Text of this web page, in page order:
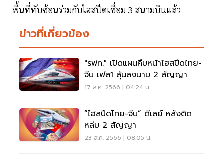
พื้นที่ทับซ้อนร่วมกับไฮสปีดเชื่อม 3 สนามบินแล้ว
ข่าวที่เกี่ยวข้อง
"รฟท." เปิดแผนคืบหน้าไฮสปีดไทย-
จีน เฟส1 ลุ้นลงนาม 2 สัญญา
17 ส.ค. 2566 | 04:24 น.
“ไฮสปีดไทย-จีน” ดีเลย์ หลังติด
หล่ม 2 สัญญา
23 ส.ค. 2566 | 08:05 น.